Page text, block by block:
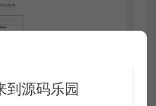
到源码乐园